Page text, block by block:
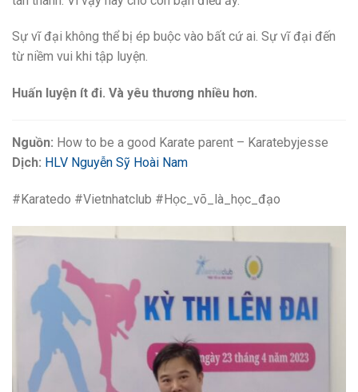
Sự vĩ đại không thể bị ép buộc vào bất cứ ai. Sự vĩ đại đến
từ niềm vui khi tập luyện.
Huấn luyện ít đi. Và yêu thương nhiều hơn.
Nguồn: How to be a good Karate parent – Karatebyjesse
Dịch: HLV Nguyễn Sỹ Hoài Nam
#Karatedo #Vietnhatclub #Học_võ_là_học_đạo